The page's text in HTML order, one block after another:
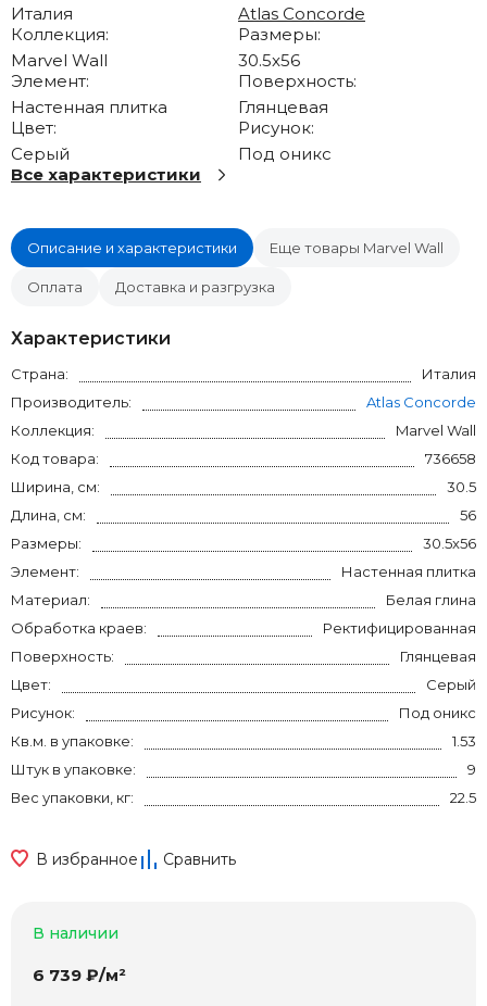
Италия
Atlas Concorde
Коллекция:
Marvel Wall
Размеры:
30.5x56
Элемент:
Настенная плитка
Поверхность:
Глянцевая
Цвет:
Серый
Рисунок:
Под оникс
Все характеристики
Описание и характеристики Еще товары Marvel Wall
Оплата Доставка и разгрузка
Характеристики
Страна:
Италия
Производитель:
Atlas Concorde
Коллекция:
Marvel Wall
Код товара:
736658
Ширина, см:
30.5
Длина, см:
56
Размеры:
30.5x56
Элемент:
Настенная плитка
Материал:
Белая глина
Обработка краев:
Ректифицированная
Поверхность:
Глянцевая
Цвет:
Серый
Рисунок:
Под оникс
Кв.м. в упаковке:
1.53
Штук в упаковке:
9
Вес упаковки, кг:
22.5
В избранное Сравнить
В наличии
6 739 ₽/м²